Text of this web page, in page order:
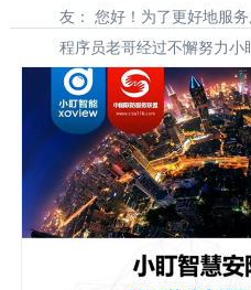
友： 您好！为了更好地服
程序员老哥经过不懈努力小
年7月15日完成了3.0版本发